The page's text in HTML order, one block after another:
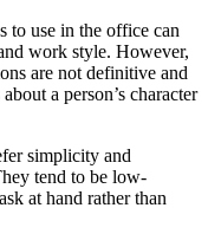
to use in the office can
work style. However,
are not definitive and
a person’s character
simplicity and
tend to be low-
at hand rather than